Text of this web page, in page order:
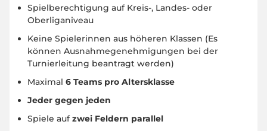
Spielberechtigung auf Kreis-, Landes- oder
Oberliganiveau
Keine Spielerinnen aus höheren Klassen (Es
können Ausnahmegenehmigungen bei der
Turnierleitung beantragt werden)
Maximal 6 Teams pro Altersklasse
Jeder gegen jeden
Spiele aufzwei Feldern parallel